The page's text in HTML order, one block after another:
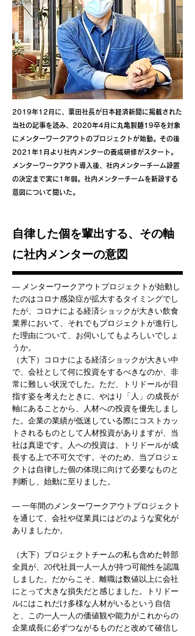
2019年12月に、粟田社長が日本経済新聞に掲載された
当社の記事を読み、2020年4月に丸亀製麺19卒を対象
にメンターワークアウトのプロジェクトが始動。その後
2021年1月より社内メンターの養成研修がスタート。
メンターワークアウト導入後、社内メンターチーム設置
の決定まで実に1年弱。社内メンターチームを新設する
意図について聞いた。
自律した個を輩出する、その軸
に社内メンターの意図
― メンターワークアウトプロジェクトが始動し
たのはコロナ感染症が拡大するタイミングでし
たが、コロナによる経済ショックが大きい飲食
業界において、それでもプロジェクトが進行し
た理由について、お伺いしてもよろしいでしょ
うか。
（大下）コロナによる経済ショックが大きい中
で、会社として何に投資をするべきなのか、非
常に難しい状況でした。ただ、トリドールが目
指す姿を考えたときに、やはり「人」の成長が
軸にあることから、人材への投資を優先しまし
た。企業の業績が低迷している際にコストカッ
トされるものとして人材投資がありますが、当
社は真逆です。人への投資は、トリドールが成
長する上で不可欠です。そのため、当プロジェ
クトは自律した個の体現に向けて必要なものと
判断し、始動に至りました。
― 一年間のメンターワークアウトプロジェクト
を通じて、会社や従業員にはどのような変化が
ありましたか。
（大下）プロジェクトチームの私も含めた幹部
全員が、20代社員一人一人が持つ可能性を認識
しました。だからこそ、離職は数値以上に会社
にとって大きな損失だと感じました。トリドー
ルにはこれだけ多様な人材がいるという自信
と、この一人一人の価値観や能力がこれからの
企業成長に必ずつながるものだと改めて確信し